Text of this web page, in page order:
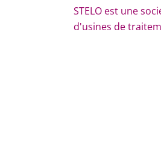
STELO est une
d'usines de